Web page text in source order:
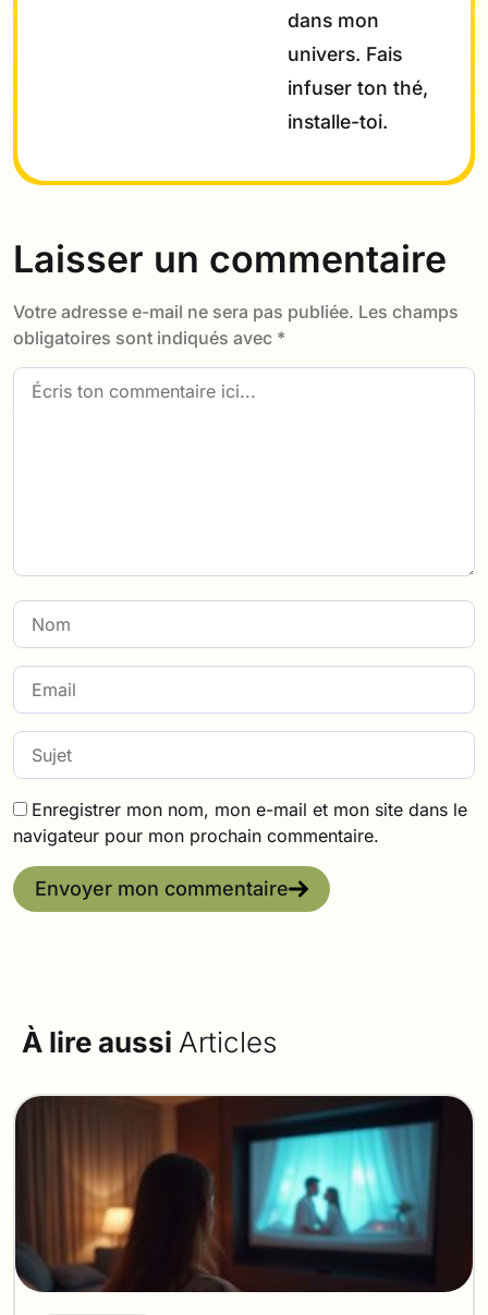
dans mon
univers. Fais
infuser ton thé,
installe-toi.
Laisser un commentaire
Votre adresse e-mail ne sera pas publiée. Les champs
obligatoires sont indiqués avec *
Enregistrer mon nom, mon e-mail et mon site dans le
navigateur pour mon prochain commentaire.
Envoyer mon commentaire
À lire aussi Articles